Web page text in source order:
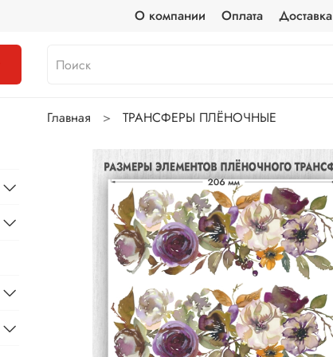
О компании Оплата Доставка
Главная ТРАНСФЕРЫ ПЛЁНОЧНЫЕ